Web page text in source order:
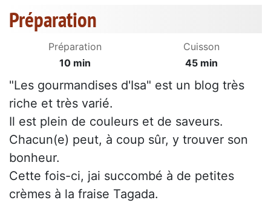
Préparation
Préparation
10 min
Cuisson
45 min
"Les gourmandises d'Isa" est un blog très
riche et très varié.
Il est plein de couleurs et de saveurs.
Chacun(e) peut, à coup sûr, y trouver son
bonheur.
Cette fois-ci, jai succombé à de petites
crèmes à la fraise Tagada.